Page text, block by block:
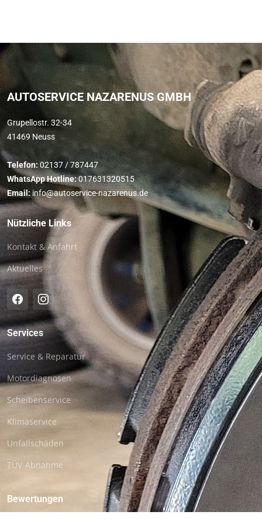
AUTOSERVICE NAZARENUS GMBH
Grupellostr. 32-34
41469 Neuss
Telefon: 02137 / 787447
WhatsApp Hotline:017631320515
Email:info@autoservice-nazarenus.de
Nützliche Links
Kontakt & Anfahrt
Aktuelles
Services
Service & Reparatur
Motordiagnosen
Scheibenservice
Klimaservice
Unfallschäden
TÜV-Abnahme
Bewertungen